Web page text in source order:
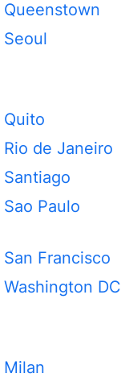
Queenstown
Seoul
Quito
Rio de Janeiro
Santiago
Sao Paulo
San Francisco
Washington DC
Milan